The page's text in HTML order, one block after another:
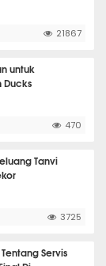
21867
untuk
470
Tanvi
3725
Servis